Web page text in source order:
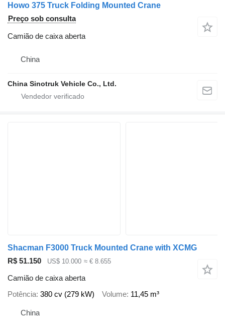
Howo 375 Truck Folding Mounted Crane
Preço sob consulta
Camião de caixa aberta
China
China Sinotruk Vehicle Co., Ltd.
Shacman F3000 Truck Mounted Crane with XCMG
R$ 51.150
US$ 10.000 ≈ € 8.655
Camião de caixa aberta
Potência 380 cv (279 kW) Volume 11,45 m³
China